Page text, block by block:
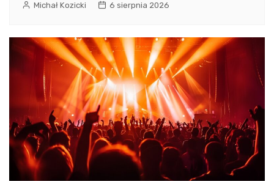
Michał Kozicki 6 sierpnia 2026